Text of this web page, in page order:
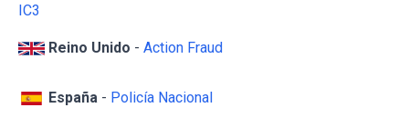
IC3
Reino Unido - Action Fraud
España - Policía Nacional